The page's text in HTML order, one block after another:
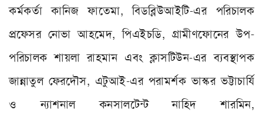
কর্মকর্তা কানিজ ফাতেমা,বিডব্লিউআইটি-এর পরিচালক
প্রফেসর নোভা আহমেদ,পিএইচডি, গ্রামীণফোনের উপ-
পরিচালক শায়লা রাহমান এবং ক্লাসটিউন-এর ব্যবস্থাপক
জান্নাতুল ফেরদৌস, এটুআই-এর পরামর্শক ভাস্কর ভট্টাচার্যি
ও ন্যাশনাল কনসালটেন্ট নাহিদ শারমিন,